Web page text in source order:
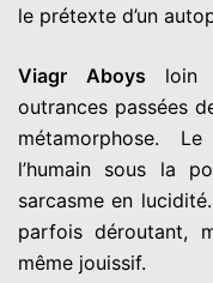
le prétexte d’un
Viagr Aboys loin
outrances passées
métamorphose.
l’humain sous la
sarcasme en
parfois déroutant,
même jouissif.